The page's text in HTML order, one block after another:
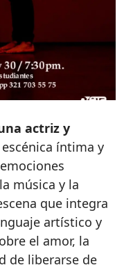
actriz y
íntima y
música y la
que integra
artístico y
el amor, la
de liberarse de